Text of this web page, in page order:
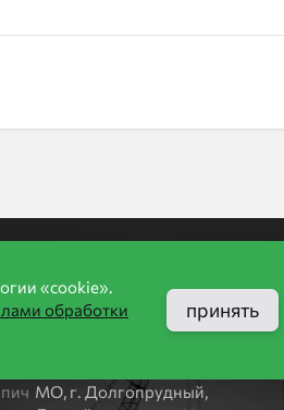
Компания
ООО «КИРБЛОК»
МO, г. Долгопрудный,
«cookie».
обработки
принять